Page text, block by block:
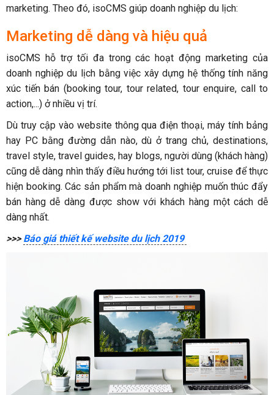
marketing. Theo đó, isoCMS giúp doanh nghiệp du lịch:
Marketing dễ dàng và hiệu quả
isoCMS hỗ trợ tối đa trong các hoạt động marketing của
doanh nghiệp du lịch bằng việc xây dựng hệ thống tính năng
xúc tiến bán (booking tour, tour related, tour enquire, call to
action,...) ở nhiều vị trí.
Dù truy cập vào website thông qua điện thoại, máy tính bảng
hay PC bằng đường dẫn nào, dù ở trang chủ, destinations,
travel style, travel guides, hay blogs, người dùng (khách hàng)
cũng dễ dàng nhìn thấy điều hướng tới list tour, cruise để thực
hiện booking. Các sản phẩm mà doanh nghiệp muốn thúc đẩy
bán hàng dễ dàng được show với khách hàng một cách dễ
dàng nhất.
>>> Báo giá thiết kế website du lịch 2019